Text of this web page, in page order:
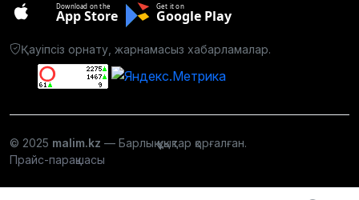
Download on the
App Store
Get it on
Google Play
Қауіпсіз орнату, жарнамасыз хабарламалар.
© 2025 malim.kz — Барлық құқықтар қорғалған.
Прайс-парақшасы